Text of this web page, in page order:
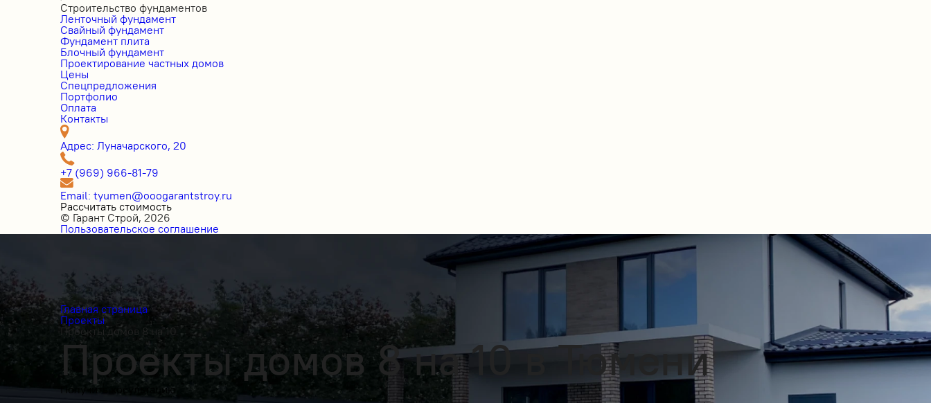
Строительство фундаментов
Ленточный фундамент
Свайный фундамент
Фундамент плита
Блочный фундамент
Проектирование частных домов
Цены
Cпецпредложения
Портфолио
Оплата
Контакты
Адрес: Луначарского, 20
+7 (969) 966-81-79
Email: tyumen@ooogarantstroy.ru
Рассчитать стоимость
© Гарант Строй, 2026
Пользовательское соглашение
Главная страница
Проекты
Проекты домов 8 на 10
Проекты домов 8 на 10 в Тюмени
Получить косультацию